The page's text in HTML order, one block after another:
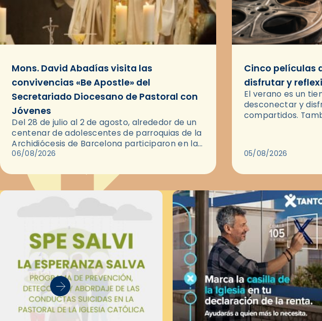
Mons. David Abadías visita las
convivencias «Be Apostle» del
Secretariado Diocesano de Pastoral con
Jóvenes
Del 28 de julio al 2 de agosto, alrededor de un
centenar de adolescentes de parroquias de la
Archidiócesis de Barcelona participaron en las
convivencias Be Apostle, organizadas por el
06/08/2026
Cinco películas
disfrutar y
El verano es un
desconectar y
compartidos.
05/08/2026